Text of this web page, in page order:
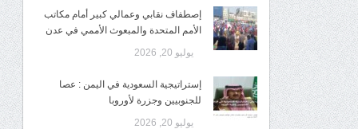
إصطفاف نقابي وعمالي كبير أمام مكاتب
الأمم المتحدة والمبعوث الأممي في عدن
يوليو 20, 2026
إستراتيجية السعودية في اليمن : عصا
للجنوبيين وجزرة لأوروبا
يوليو 20, 2026